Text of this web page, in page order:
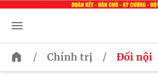
/ Chính trị / Đối nội